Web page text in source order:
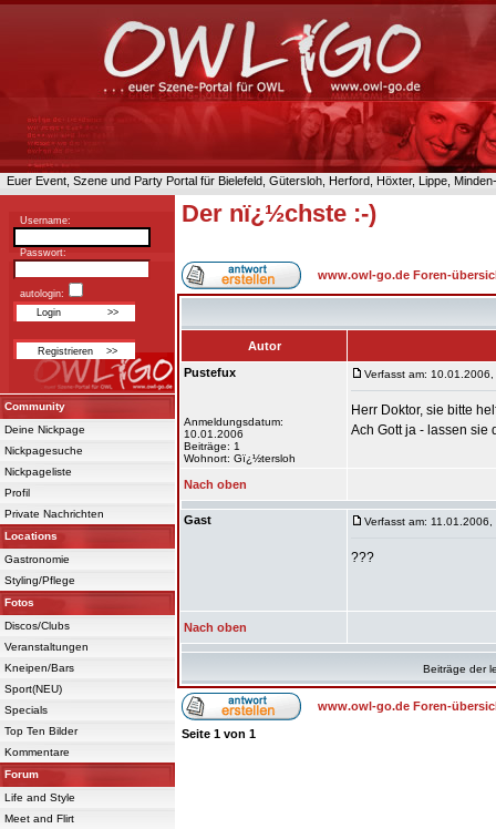
Euer Event, Szene und Party Portal für Bielefeld, Gütersloh, Herford, Höxter, Lippe,
Username:
Passwort:
autologin:
Community
Deine Nickpage
Nickpagesuche
Nickpageliste
Profil
Private Nachrichten
Locations
Gastronomie
Styling/Pflege
Fotos
Discos/Clubs
Veranstaltungen
Kneipen/Bars
Sport(NEU)
Specials
Top Ten Bilder
Kommentare
Forum
Life and Style
Meet and Flirt
Der nï¿½chste :-)
www.owl-go.de Foren-
Autor
Pustefux
Anmeldungsdatum:
10.01.2006
Beiträge: 1
Wohnort: Gï¿½tersloh
Verfasst am:
Herr Doktor, sie bitte
Ach Gott ja - lassen sie
Nach oben
Gast Verfasst am: 11.01.2006,
???
Nach oben
Beiträge der
www.owl-go.de Foren-
Seite 1 von 1